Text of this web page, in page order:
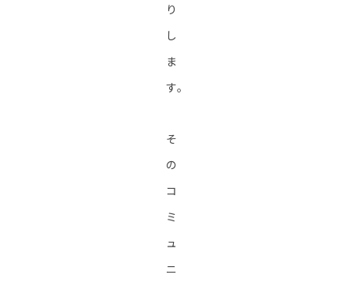
り
し
ま
す。
そ
の
コ
ミ
ュ
ニ